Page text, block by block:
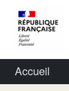
Accueil